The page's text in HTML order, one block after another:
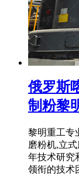
俄罗斯
制粉黎
黎明重工专
磨粉机,立
年技术研究
领衔的技术